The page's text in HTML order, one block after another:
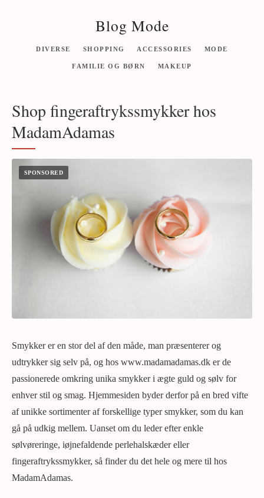
Blog Mode
DIVERSE SHOPPING ACCESSORIES MODE
FAMILIE OG BØRN MAKEUP
Shop fingeraftrykssmykker hos
MadamAdamas
Smykker er en stor del af den måde, man præsenterer og
udtrykker sig selv på, og hos www.madamadamas.dk er de
passionerede omkring unika smykker i ægte guld og sølv for
enhver stil og smag. Hjemmesiden byder derfor på en bred vifte
af unikke sortimenter af forskellige typer smykker, som du kan
gå på udkig mellem. Uanset om du leder efter enkle
sølvøreringe, iøjnefaldende perlehalskæder eller
fingeraftrykssmykker, så finder du det hele og mere til hos
MadamAdamas.